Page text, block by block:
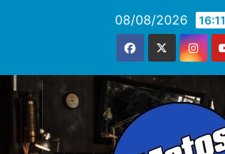
08/08/2026 16:11